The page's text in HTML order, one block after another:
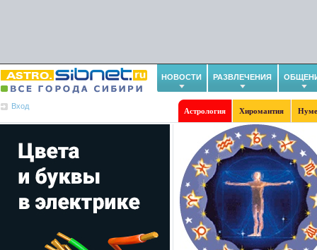
НОВОСТИ РАЗВЛЕЧЕНИЯ
Вход
Астрология Хиромантия